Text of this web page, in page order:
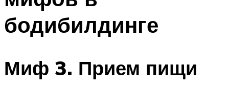
бодибилдинге
Миф 3. Прием пищи